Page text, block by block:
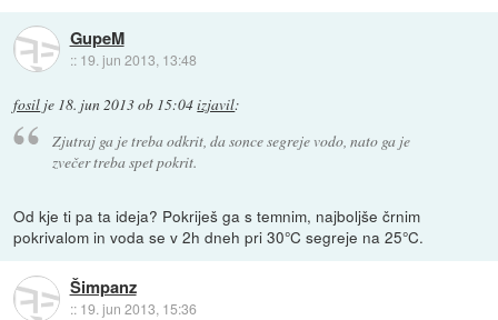
GupeM
:: 19. jun 2013, 13:48
fosil je 18. jun 2013 ob 15:04izjavil:
Zjutraj ga je treba odkrit, da sonce segreje vodo, nato ga je
zvečer treba spet pokrit.
Od kje ti pa ta ideja? Pokriješ ga s temnim, najboljše črnim
pokrivalom in voda se v 2h dneh pri 30°C segreje na 25°C.
Šimpanz
:: 19. jun 2013, 15:36